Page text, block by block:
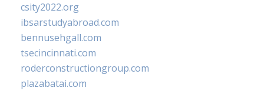
csity2022.org
ibsarstudyabroad.com
bennusehgall.com
tsecincinnati.com
roderconstructiongroup.com
plazabatai.com